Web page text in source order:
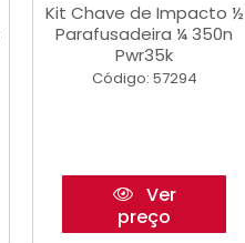
Kit Chave de Impacto ½
Parafusadeira ¼ 350n
Pwr35k
Código: 57294
Ver
preço